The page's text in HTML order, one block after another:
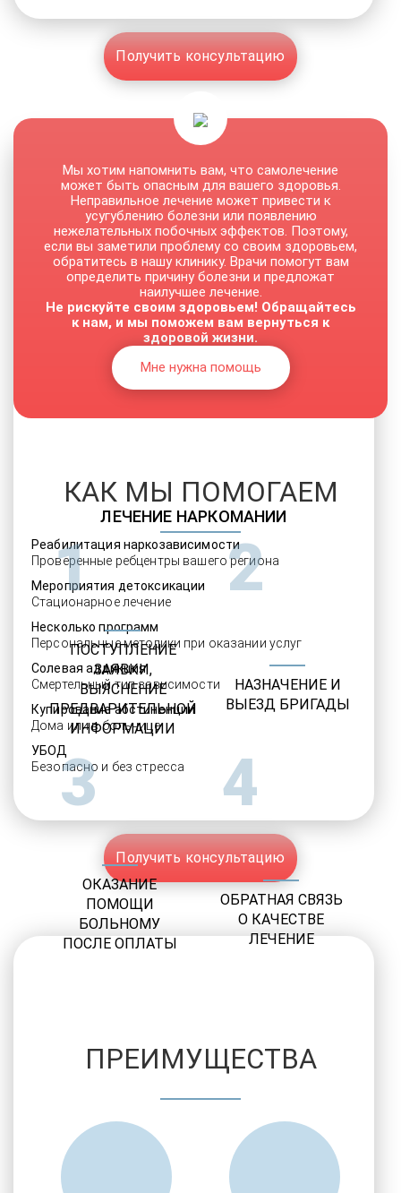
Получить консультацию
ЛЕЧЕНИЕ НАРКОМАНИИ
Реабилитация наркозависимости
Проверенные ребцентры вашего региона
Мероприятия детоксикации
Стационарное лечение
Несколько программ
Персональные методики при оказании услуг
Солевая аддикция
Смертельный тип зависимости
Купирование абстиненции
Дома или в больнице
УБОД
Безопасно и без стресса
Получить консультацию
Мы хотим напомнить вам, что самолечение
может быть опасным для вашего здоровья.
Неправильное лечение может привести к
усугублению болезни или появлению
нежелательных побочных эффектов. Поэтому,
если вы заметили проблему со своим здоровьем,
обратитесь в нашу клинику. Врачи помогут вам
определить причину болезни и предложат
наилучшее лечение.
Не рискуйте своим здоровьем! Обращайтесь
к нам, и мы поможем вам вернуться к
здоровой жизни.
Мне нужна помощь
КАК МЫ ПОМОГАЕМ
1
ПОСТУПЛЕНИЕ
ЗАЯВКИ,
ВЫЯСНЕНИЕ
ПРЕДВАРИТЕЛЬНОЙ
ИНФОРМАЦИИ
2
НАЗНАЧЕНИЕ И
ВЫЕЗД БРИГАДЫ
3
ОКАЗАНИЕ
ПОМОЩИ
БОЛЬНОМУ
ПОСЛЕ ОПЛАТЫ
4
ОБРАТНАЯ СВЯЗЬ
О КАЧЕСТВЕ
ЛЕЧЕНИЕ
ПРЕИМУЩЕСТВА